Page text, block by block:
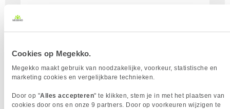
Cookies op Megekko.
Megekko maakt gebruik van noodzakelijke, voorkeur, statistische en
marketing cookies en vergelijkbare technieken.
Door op "Alles accepteren" te klikken, stem je in met het plaatsen van
cookies door ons en onze 9 partners. Door op voorkeuren wijzigen te